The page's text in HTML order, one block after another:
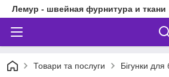
Лемур - швейная фурнитура и ткани
Товари та послуги Бігунки